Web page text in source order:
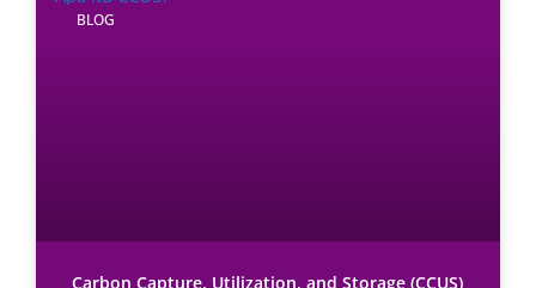
BLOG
Carbon Capture, Utilization, and Storage (CCUS)